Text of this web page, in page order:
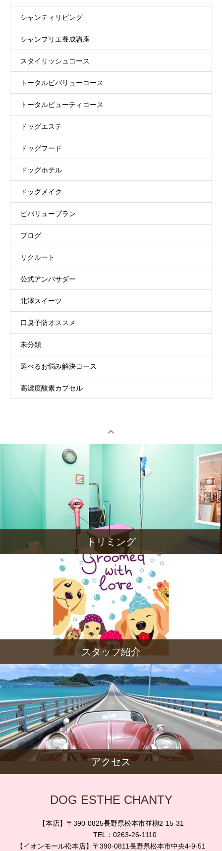
シャンティリビング
シャンプリエ養成講座
スタイリッシュコース
トータルビバリューコース
トータルビューティコース
ドッグエステ
ドッグフード
ドッグホテル
ドッグメイク
ビバリュープラン
ブログ
リクルート
公式アンバサダー
北澤スイーツ
口臭予防オススメ
未分類
選べるお悩み解決コース
高濃度酸素カプセル
トリミング
スタッフ紹介
アクセス
DOG ESTHE CHANTY
【本店】〒390-0825長野県松本市並柳2-15-31
TEL：0263-26-1110
【イオンモール松本店】〒390-0811長野県松本市中央4-9-51